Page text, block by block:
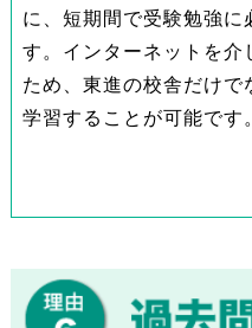
に、短期間で受験勉強に
す。インターネットを介
ため、東進の校舎だけ
学習することが可能です。